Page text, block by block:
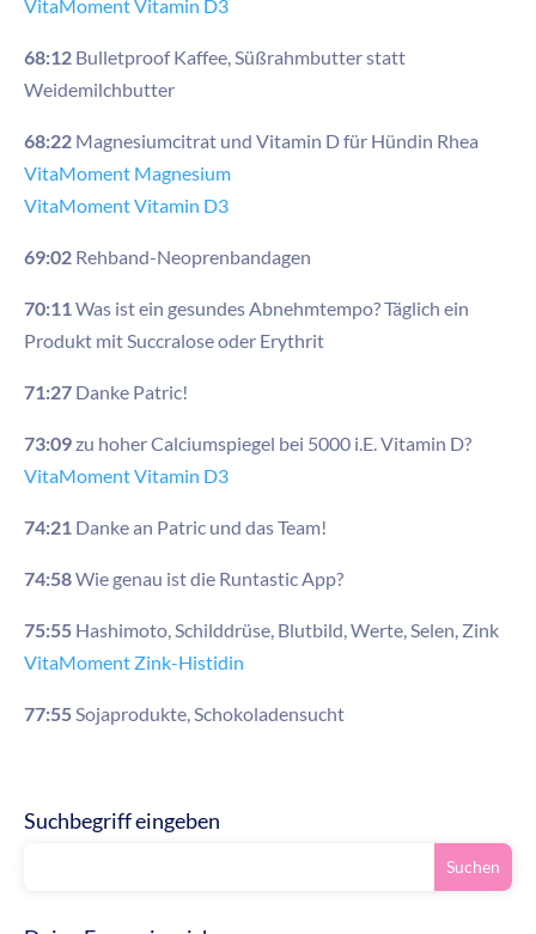
VitaMoment Vitamin D3
68:12 Bulletproof Kaffee, Süßrahmbutter statt
Weidemilchbutter
68:22 Magnesiumcitrat und Vitamin D für Hündin Rhea
VitaMoment Magnesium
VitaMoment Vitamin D3
69:02 Rehband-Neoprenbandagen
70:11 Was ist ein gesundes Abnehmtempo? Täglich ein
Produkt mit Succralose oder Erythrit
71:27 Danke Patric!
73:09zu hoher Calciumspiegel bei 5000 i.E. Vitamin D?
VitaMoment Vitamin D3
74:21 Danke an Patric und das Team!
74:58Wie genau ist die Runtastic App?
75:55 Hashimoto, Schilddrüse, Blutbild, Werte, Selen, Zink
VitaMoment Zink-Histidin
77:55 Sojaprodukte, Schokoladensucht
Suchbegriff eingeben